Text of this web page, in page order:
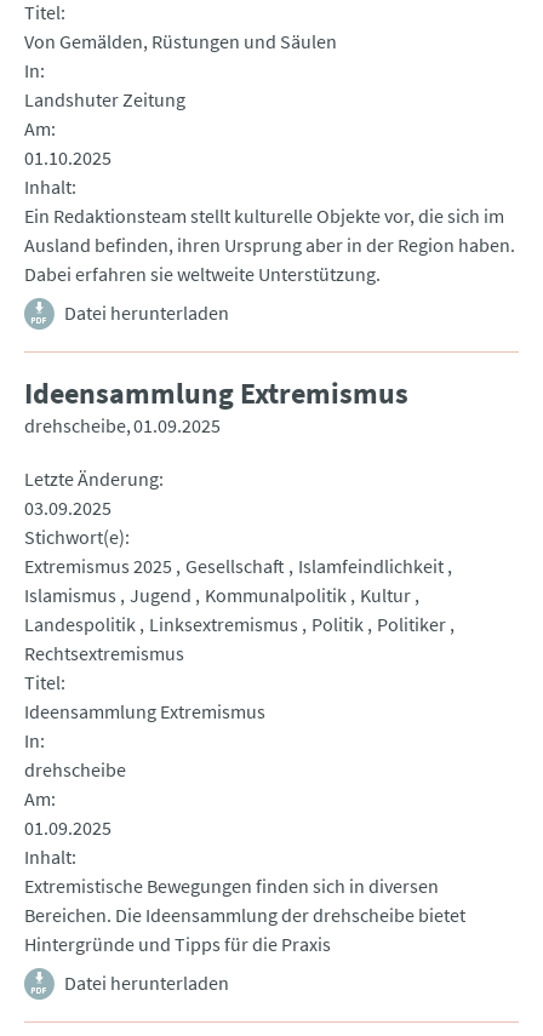
Titel
Von Gemälden, Rüstungen und Säulen
In
Landshuter Zeitung
Am
01.10.2025
Inhalt
Ein Redaktionsteam stellt kulturelle Objekte vor, die sich im
Ausland befinden, ihren Ursprung aber in der Region haben.
Dabei erfahren sie weltweite Unterstützung.
Datei herunterladen
Ideensammlung Extremismus
drehscheibe 01.09.2025
Letzte Änderung
03.09.2025
Stichwort(e)
Extremismus 2025 Gesellschaft Islamfeindlichkeit
Islamismus Jugend Kommunalpolitik Kultur
Landespolitik Linksextremismus Politik Politiker
Rechtsextremismus
Titel
Ideensammlung Extremismus
In
drehscheibe
Am
01.09.2025
Inhalt
Extremistische Bewegungen finden sich in diversen
Bereichen. Die Ideensammlung der drehscheibe bietet
Hintergründe und Tipps für die Praxis
Datei herunterladen